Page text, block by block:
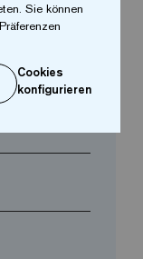
Sie können
Cookies
konfigurieren